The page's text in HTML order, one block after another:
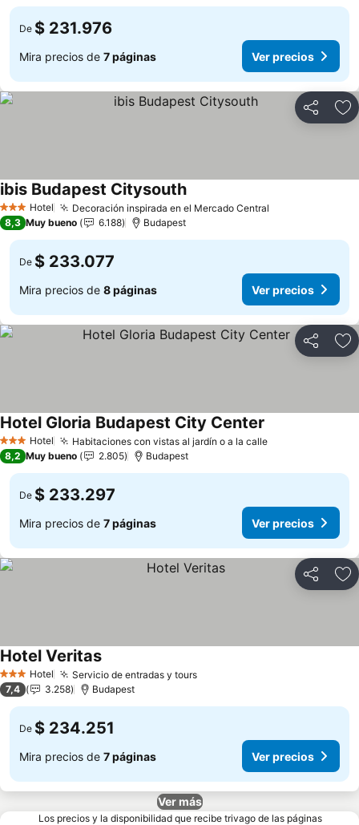
De $ 231.976
Mira precios de 7 páginas Ver precios
Compartir
3 Estrellas
Hotel Decoración inspirada en el Mercado Central
ibis Budapest Citysouth
8,3 Muy bueno 6.188 Budapest
De $ 233.077
Mira precios de 8 páginas Ver precios
Compartir
3 Estrellas
Hotel Habitaciones con vistas al jardín o a la calle
Hotel Gloria Budapest City Center
8,2 Muy bueno 2.805 Budapest
De $ 233.297
Mira precios de 7 páginas Ver precios
Compartir
3 Estrellas
Hotel Servicio de entradas y tours
Hotel Veritas
7,4 3.258 Budapest
De $ 234.251
Mira precios de 7 páginas Ver precios
Ver más
Los precios y la disponibilidad que recibe trivago de las páginas